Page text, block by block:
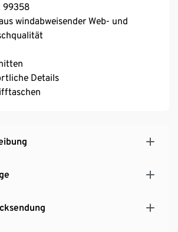
99358
windabweisender Web- und
Details